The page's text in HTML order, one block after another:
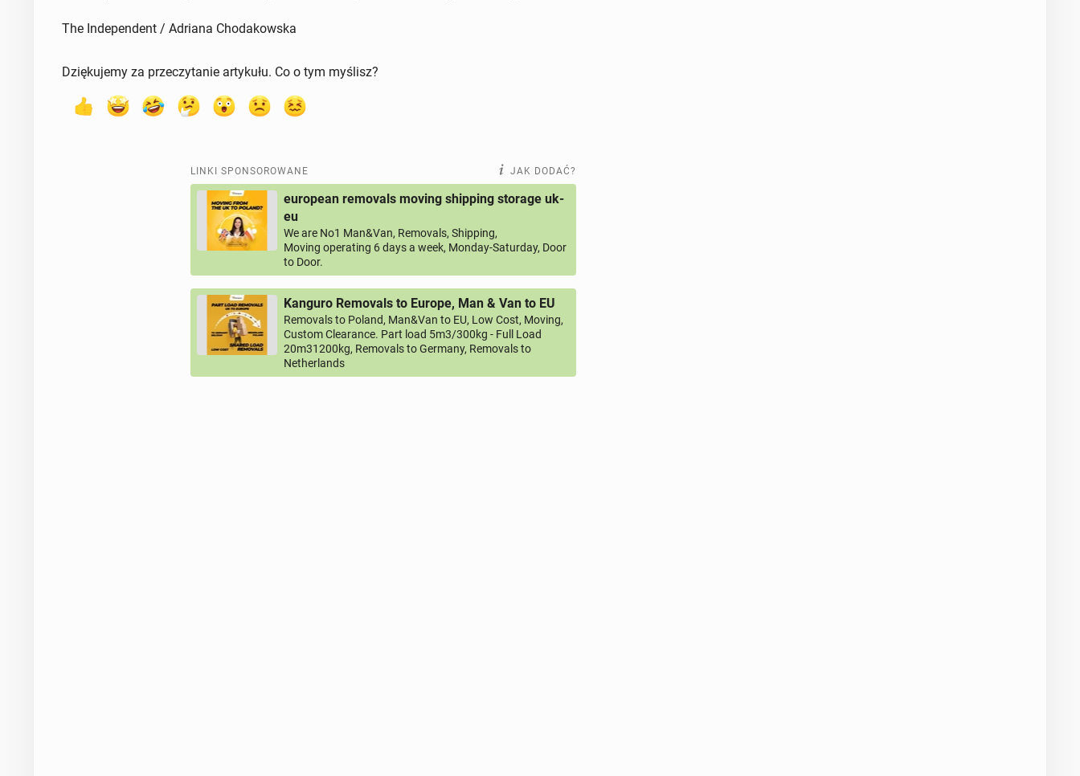
The Independent / Adriana Chodakowska
Dziękujemy za przeczytanie artykułu. Co o tym myślisz?
LINKI SPONSOROWANE JAK DODAĆ?
european removals moving shipping storage uk-
eu
We are No1 Man&Van, Removals, Shipping,
Moving operating 6 days a week, Monday-Saturday, Door
to Door.
Kanguro Removals to Europe, Man & Van to EU
Removals to Poland, Man&Van to EU, Low Cost, Moving,
Custom Clearance. Part load 5m3/300kg - Full Load
20m31200kg, Removals to Germany, Removals to
Netherlands